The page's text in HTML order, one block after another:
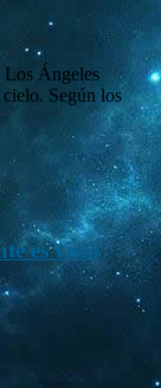
Los Ángeles
cielo. Según los
es visto